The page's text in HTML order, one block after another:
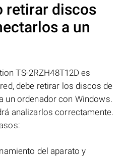
retirar discos
a un
TS-2RZH48T12D es
debe retirar los discos de
un ordenador con Windows.
analizarlos correctamente.
del aparato y